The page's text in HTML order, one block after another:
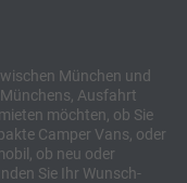
München und
Ausfahrt
möchten, ob Sie
Camper Vans, oder
ob neu oder
Sie Ihr Wunsch-